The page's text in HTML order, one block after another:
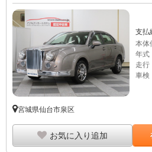
支払
本体
年式
走行
車検
宮城県仙台市泉区
お気に入り追加